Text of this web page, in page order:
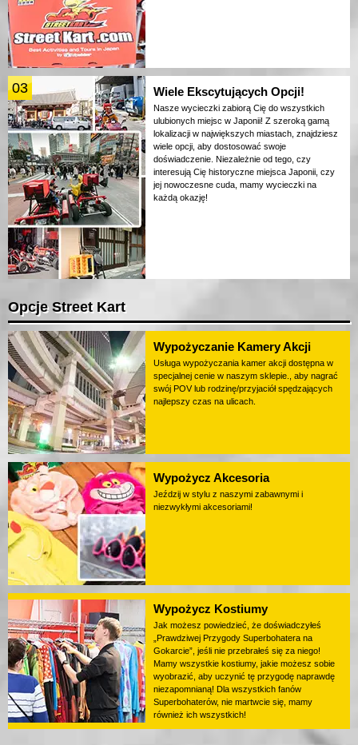
03 Wiele Ekscytujących Opcji!
Nasze wycieczki zabiorą Cię do wszystkich
ulubionych miejsc w Japonii! Z szeroką gamą
lokalizacji w największych miastach, znajdziesz
wiele opcji, aby dostosować swoje
doświadczenie. Niezależnie od tego, czy
interesują Cię historyczne miejsca Japonii, czy
jej nowoczesne cuda, mamy wycieczki na
każdą okazję!
Opcje Street Kart
Wypożyczanie Kamery Akcji
Usługa wypożyczania kamer akcji dostępna w
specjalnej cenie w naszym sklepie., aby nagrać
swój POV lub rodzinę/przyjaciół spędzających
najlepszy czas na ulicach.
Wypożycz Akcesoria
Jeździj w stylu z naszymi zabawnymi i
niezwykłymi akcesoriami!
Wypożycz Kostiumy
Jak możesz powiedzieć, że doświadczyłeś
„Prawdziwej Przygody Superbohatera na
Gokarcie”, jeśli nie przebrałeś się za niego!
Mamy wszystkie kostiumy, jakie możesz sobie
wyobrazić, aby uczynić tę przygodę naprawdę
niezapomnianą! Dla wszystkich fanów
Superbohaterów, nie martwcie się, mamy
również ich wszystkich!